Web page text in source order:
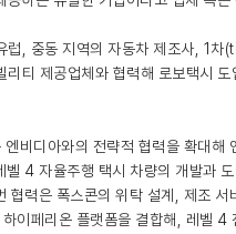
럽, 중동 지역의 자동차 제조사, 1차
리티 제공업체와 협력해 로보택시 도
비디아와의 전략적 협력을 확대해
벨 4 자율주행 택시 차량의 개발과
협력은 폭스콘의 위탁 설계, 제조 서
이페리온 플랫폼을 결합해, 레벨 4